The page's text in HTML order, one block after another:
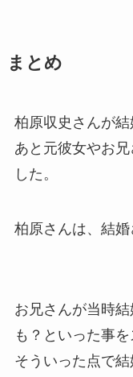
まとめ
柏原収史さんが
あと元彼女やお
した。
柏原さんは、結婚
お兄さんが当時
も？といった事
そういった点で